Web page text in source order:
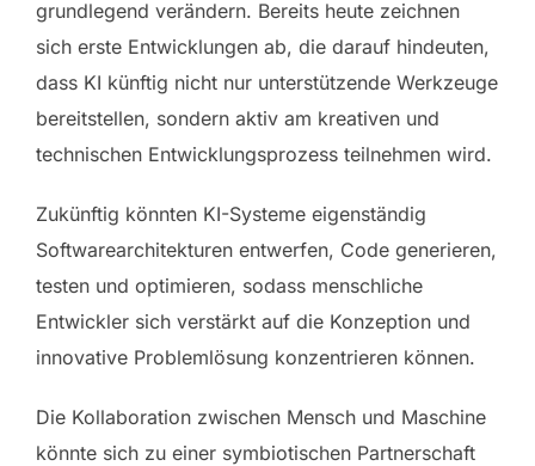
grundlegend verändern. Bereits heute zeichnen
sich erste Entwicklungen ab, die darauf hindeuten,
dass KI künftig nicht nur unterstützende Werkzeuge
bereitstellen, sondern aktiv am kreativen und
technischen Entwicklungsprozess teilnehmen wird.
Zukünftig könnten KI-Systeme eigenständig
Softwarearchitekturen entwerfen, Code generieren,
testen und optimieren, sodass menschliche
Entwickler sich verstärkt auf die Konzeption und
innovative Problemlösung konzentrieren können.
Die Kollaboration zwischen Mensch und Maschine
könnte sich zu einer symbiotischen Partnerschaft